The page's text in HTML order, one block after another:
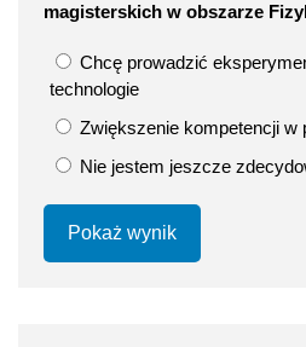
magisterskich w obszarze
Chcę prowadzić
technologie
Zwiększenie kompetencji w
Nie jestem jeszcze
Pokaż wynik